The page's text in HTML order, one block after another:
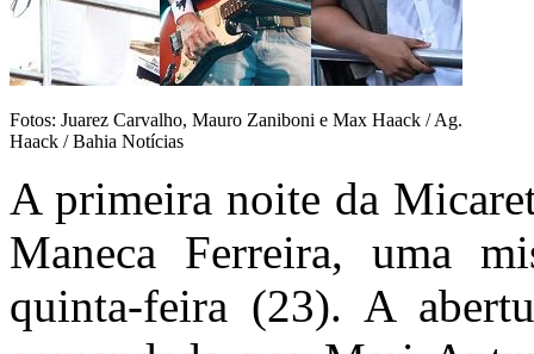
Fotos: Juarez Carvalho, Mauro Zaniboni e Max Haack / Ag.
Haack / Bahia Notícias
A primeira noite da
Maneca Ferreira, uma
quinta-feira (23). A